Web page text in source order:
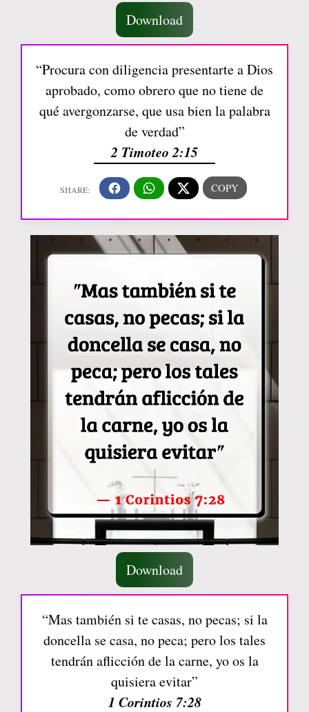
Download
“Procura con diligencia presentarte a Dios
aprobado, como obrero que no tiene de
qué avergonzarse, que usa bien la palabra
de verdad”
2 Timoteo 2:15
Download
“Mas también si te casas, no pecas; si la
doncella se casa, no peca; pero los tales
tendrán aflicción de la carne, yo os la
quisiera evitar”
1 Corintios 7:28